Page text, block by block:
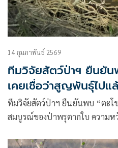
14 กุมภาพันธ์ 2569
ทีมวิจัยสัตว์ป่าฯ ยืนยัน
เคยเชื่อว่าสูญพันธุ์ไปแ
ทีมวิจัยสัตว์ป่าฯ ยืนยันพบ “ตะโ
สมบูรณ์ของป่าพรุตากใบ ความห